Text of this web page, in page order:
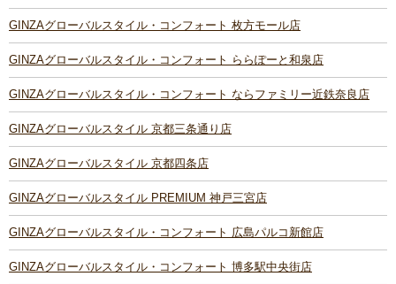
GINZAグローバルスタイル・コンフォート 枚方モール店
GINZAグローバルスタイル・コンフォート ららぽーと和泉店
GINZAグローバルスタイル・コンフォート ならファミリー近鉄奈良店
GINZAグローバルスタイル 京都三条通り店
GINZAグローバルスタイル 京都四条店
GINZAグローバルスタイル PREMIUM 神戸三宮店
GINZAグローバルスタイル・コンフォート 広島パルコ新館店
GINZAグローバルスタイル・コンフォート 博多駅中央街店